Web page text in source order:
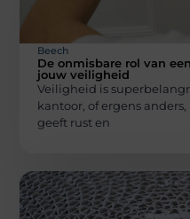
Beech
De onmisbare rol van
jouw veiligheid
Veiligheid is
kantoor, of ergens
geeft rust en